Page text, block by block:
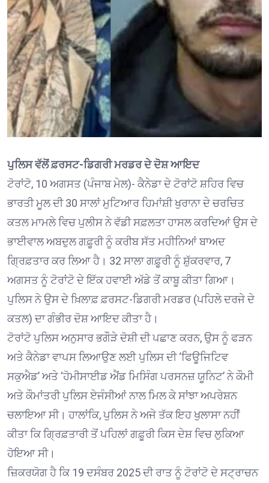
ਪੁਲਿਸ ਵੱਲੋਂ ਫ਼ਰਸਟ-ਡਿਗਰੀ ਮਰਡਰ ਦੇ ਦੋਸ਼ ਆਇਦ
ਟੋਰਾਂਟੋ, 10 ਅਗਸਤ (ਪੰਜਾਬ ਮੇਲ)- ਕੈਨੇਡਾ ਦੇ ਟੋਰਾਂਟੋ ਸ਼ਹਿਰ ਵਿਚ
ਭਾਰਤੀ ਮੂਲ ਦੀ 30 ਸਾਲਾਂ ਮੁਟਿਆਰ ਹਿਮਾਂਸ਼ੀ ਖੁਰਾਨਾ ਦੇ ਚਰਚਿਤ
ਕਤਲ ਮਾਮਲੇ ਵਿਚ ਪੁਲੀਸ ਨੇ ਵੱਡੀ ਸਫ਼ਲਤਾ ਹਾਸਲ ਕਰਦਿਆਂ ਉਸ ਦੇ
ਭਾਈਵਾਲ ਅਬਦੁਲ ਗਫ਼ੂਰੀ ਨੂੰ ਕਰੀਬ ਸੱਤ ਮਹੀਨਿਆਂ ਬਾਅਦ
ਗ੍ਰਿਫ਼ਤਾਰ ਕਰ ਲਿਆ ਹੈ। 32 ਸਾਲਾ ਗਫ਼ੂਰੀ ਨੂੰ ਸ਼ੁੱਕਰਵਾਰ, 7
ਅਗਸਤ ਨੂੰ ਟੋਰਾਂਟੋ ਦੇ ਇੱਕ ਹਵਾਈ ਅੱਡੇ ਤੋਂ ਕਾਬੂ ਕੀਤਾ ਗਿਆ।
ਪੁਲਿਸ ਨੇ ਉਸ ਦੇ ਖ਼ਿਲਾਫ਼ ਫ਼ਰਸਟ-ਡਿਗਰੀ ਮਰਡਰ (ਪਹਿਲੇ ਦਰਜੇ ਦੇ
ਕਤਲ) ਦਾ ਗੰਭੀਰ ਦੋਸ਼ ਆਇਦ ਕੀਤਾ ਹੈ।
ਟੋਰਾਂਟੋ ਪੁਲਿਸ ਅਨੁਸਾਰ ਭਗੌੜੇ ਦੋਸ਼ੀ ਦੀ ਪਛਾਣ ਕਰਨ, ਉਸ ਨੂੰ ਫੜਨ
ਅਤੇ ਕੈਨੇਡਾ ਵਾਪਸ ਲਿਆਉਣ ਲਈ ਪੁਲਿਸ ਦੀ ‘ਫਿਊਜਿਟਿਵ
ਸਕੁਐਡ’ ਅਤੇ ‘ਹੋਮੀਸਾਈਡ ਐਂਡ ਮਿਸਿੰਗ ਪਰਸਨਜ਼ ਯੂਨਿਟ’ ਨੇ ਕੌਮੀ
ਅਤੇ ਕੌਮਾਂਤਰੀ ਪੁਲਿਸ ਏਜੰਸੀਆਂ ਨਾਲ ਮਿਲ ਕੇ ਸਾਂਝਾ ਅਪਰੇਸ਼ਨ
ਚਲਾਇਆ ਸੀ। ਹਾਲਾਂਕਿ, ਪੁਲਿਸ ਨੇ ਅਜੇ ਤੱਕ ਇਹ ਖੁਲਾਸਾ ਨਹੀਂ
ਕੀਤਾ ਕਿ ਗ੍ਰਿਫ਼ਤਾਰੀ ਤੋਂ ਪਹਿਲਾਂ ਗਫ਼ੂਰੀ ਕਿਸ ਦੇਸ਼ ਵਿਚ ਲੁਕਿਆ
ਹੋਇਆ ਸੀ।
ਜ਼ਿਕਰਯੋਗ ਹੈ ਕਿ 19 ਦਸੰਬਰ 2025 ਦੀ ਰਾਤ ਨੂੰ ਟੋਰਾਂਟੋ ਦੇ ਸਟ੍ਰਾਚਨ